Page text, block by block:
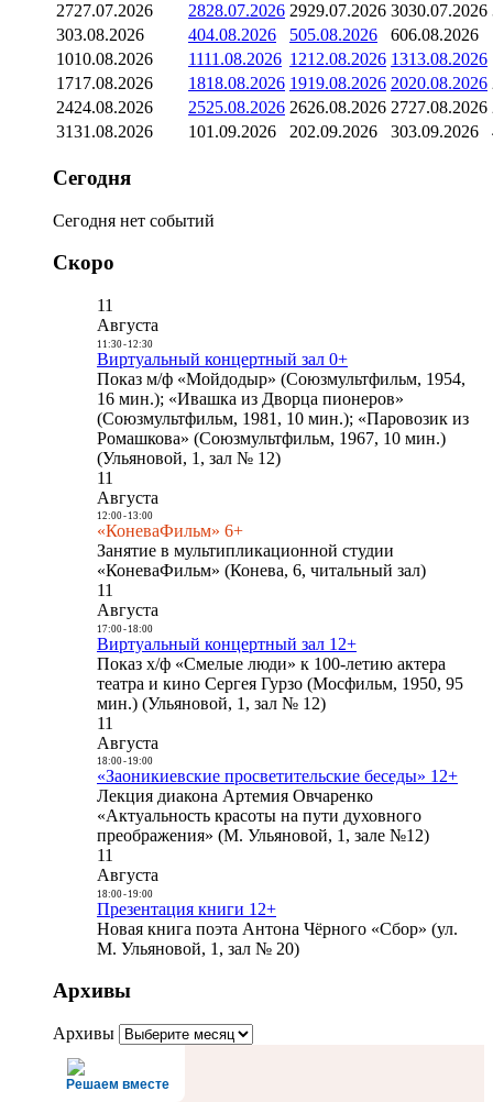
2727.07.2026 2828.07.2026 2929.07.2026 3030.07.2026
303.08.2026 404.08.2026 505.08.2026 606.08.2026
1010.08.2026 1111.08.2026 1212.08.2026 1313.08.2026
1717.08.2026 1818.08.2026 1919.08.2026 2020.08.2026
2424.08.2026 2525.08.2026 2626.08.2026 2727.08.2026
3131.08.2026 101.09.2026 202.09.2026 303.09.2026
Сегодня
Сегодня нет событий
Скоро
11
Августа
11:30- 12:30
Виртуальный концертный зал 0+
Показ м/ф «Мойдодыр» (Союзмультфильм, 1954,
16 мин.); «Ивашка из Дворца пионеров»
(Союзмультфильм, 1981, 10 мин.); «Паровозик из
Ромашкова» (Союзмультфильм, 1967, 10 мин.)
(Ульяновой, 1, зал № 12)
11
Августа
12:00- 13:00
«КоневаФильм» 6+
Занятие в мультипликационной студии
«КоневаФильм» (Конева, 6, читальный зал)
11
Августа
17:00- 18:00
Виртуальный концертный зал 12+
Показ х/ф «Смелые люди» к 100-летию актера
театра и кино Сергея Гурзо (Мосфильм, 1950, 95
мин.) (Ульяновой, 1, зал № 12)
11
Августа
18:00- 19:00
«Заоникиевские просветительские беседы» 12+
Лекция диакона Артемия Овчаренко
«Актуальность красоты на пути духовного
преображения» (М. Ульяновой, 1, зале №12)
11
Августа
18:00- 19:00
Презентация книги 12+
Новая книга поэта Антона Чёрного «Сбор» (ул.
М. Ульяновой, 1, зал № 20)
Архивы
Архивы
Решаем вместе